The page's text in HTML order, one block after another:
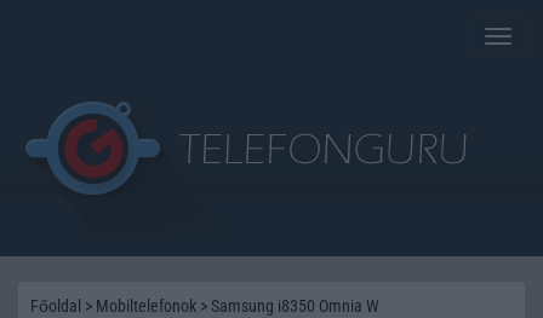
Toggle
Főoldal > Mobiltelefonok > Samsung i8350 Omnia W